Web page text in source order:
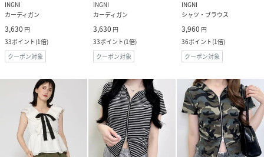
INGNI
カーディガン
3,630 円
33ポイント(1倍)
クーポン対象
INGNI
カーディガン
3,630 円
33ポイント(1倍)
クーポン対象
INGNI
シャツ・ブラウス
3,960 円
36ポイント(1倍)
クーポン対象